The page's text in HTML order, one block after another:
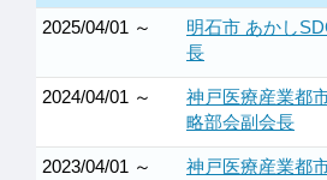
2025/04/01 ～
明石市 あかし
長
2024/04/01 ～
神戸医療産業都
略部会副会長
2023/04/01 ～
神戸医療産業都